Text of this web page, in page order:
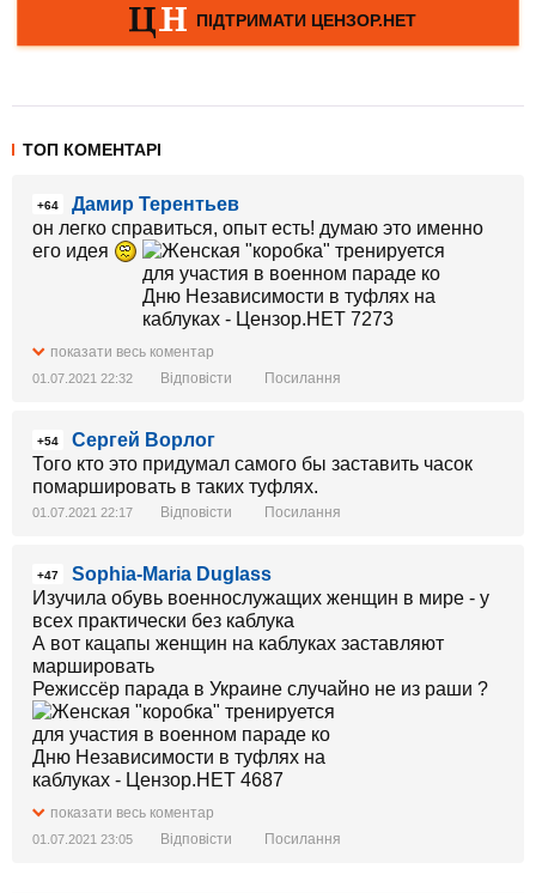
ТОП КОМЕНТАРІ
+64
Дамир Терентьев
он легко справиться, опыт есть! думаю это именно
его идея
показати весь коментар
01.07.2021 22:32 Відповісти Посилання
+54
Сергей Ворлог
Того кто это придумал самого бы заставить часок
помаршировать в таких туфлях.
01.07.2021 22:17 Відповісти Посилання
+47
Sophia-Maria Duglass
Изучила обувь военнослужащих женщин в мире - у
всех практически без каблука
А вот кацапы женщин на каблуках заставляют
маршировать
Режиссёр парада в Украине случайно не из раши ?
показати весь коментар
01.07.2021 23:05 Відповісти Посилання